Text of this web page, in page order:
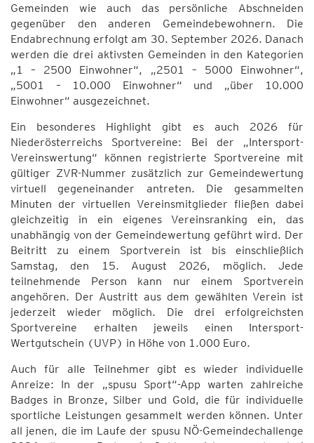
Gemeinden wie auch das persönliche Abschneiden
gegenüber den anderen Gemeindebewohnern. Die
Endabrechnung erfolgt am 30. September 2026. Danach
werden die drei aktivsten Gemeinden in den Kategorien
„1 – 2500 Einwohner“, „2501 – 5000 Einwohner“,
„5001 – 10.000 Einwohner“ und „über 10.000
Einwohner“ ausgezeichnet.
Ein besonderes Highlight gibt es auch 2026 für
Niederösterreichs Sportvereine: Bei der „Intersport-
Vereinswertung“ können registrierte Sportvereine mit
gültiger ZVR-Nummer zusätzlich zur Gemeindewertung
virtuell gegeneinander antreten. Die gesammelten
Minuten der virtuellen Vereinsmitglieder fließen dabei
gleichzeitig in ein eigenes Vereinsranking ein, das
unabhängig von der Gemeindewertung geführt wird. Der
Beitritt zu einem Sportverein ist bis einschließlich
Samstag, den 15. August 2026, möglich. Jede
teilnehmende Person kann nur einem Sportverein
angehören. Der Austritt aus dem gewählten Verein ist
jederzeit wieder möglich. Die drei erfolgreichsten
Sportvereine erhalten jeweils einen Intersport-
Wertgutschein (UVP) in Höhe von 1.000 Euro.
Auch für alle Teilnehmer gibt es wieder individuelle
Anreize: In der „spusu Sport“-App warten zahlreiche
Badges in Bronze, Silber und Gold, die für individuelle
sportliche Leistungen gesammelt werden können. Unter
all jenen, die im Laufe der spusu NÖ-Gemeindechallenge